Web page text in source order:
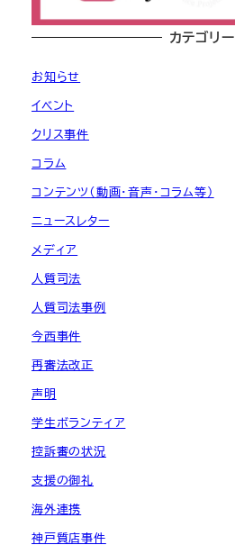
カテゴリー
お知らせ
イベント
クリス事件
コラム
コンテンツ（動画・音声・コラム等）
ニュースレター
メディア
人質司法
人質司法事例
今西事件
再審法改正
声明
学生ボランティア
控訴審の状況
支援の御礼
海外連携
神戸質店事件